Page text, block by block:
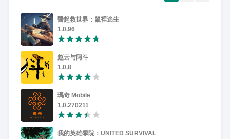
醫起救世界：鼠裡逃生
1.0.96
赵云与阿斗
1.0.8
瑪奇 Mobile
1.0.270211
我的英雄學院：UNITED SURVIVAL